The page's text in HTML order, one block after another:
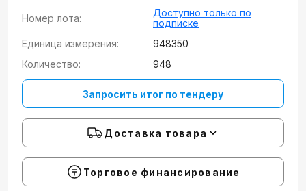
Номер лота:
Доступно только по
подписке
Единица измерения:
948350
Количество:
948
Запросить итог по тендеру
Доставка товара
Торговое финансирование